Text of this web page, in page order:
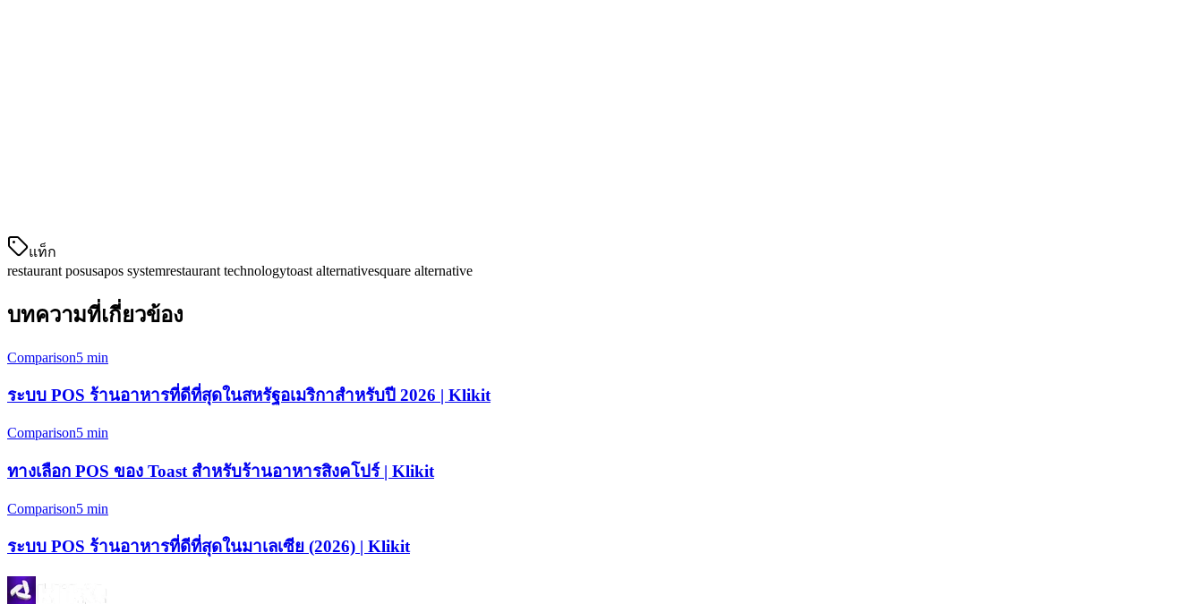
แท็ก
restaurant posusapos systemrestaurant technologytoast alternativesquare alternative
บทความที่เกี่ยวข้อง
Comparison5 min
ระบบ POS ร้านอาหารที่ดีที่สุดในสหรัฐอเมริกาสำหรับปี 2026 | Klikit
Comparison5 min
ทางเลือก POS ของ Toast สำหรับร้านอาหารสิงคโปร์ | Klikit
Comparison5 min
ระบบ POS ร้านอาหารที่ดีที่สุดในมาเลเซีย (2026) | Klikit